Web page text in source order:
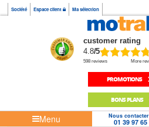
Société Espace client Ma sélection
customer rating
4.8/5
598 reviews More
PROMOTIONS
BONS PLANS
Menu Nous
01 39 97 65